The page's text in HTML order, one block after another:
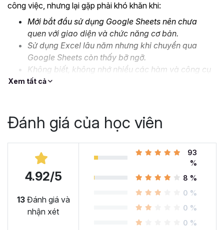
công việc, nhưng lại gặp phải khó khăn khi:
Mới bắt đầu sử dụng Google Sheets nên chưa
quen với giao diện và chức năng cơ bản.
Sử dụng Excel lâu năm nhưng khi chuyển qua
Google Sheets còn thấy bỡ ngỡ.
Không biết, không nhớ nhiều các hàm và công cụ
nâng cao.
….
Đó là lý do mà Gitiho cho ra mắt khóa họcGoogle Sheet
từ Cơ bản đến Nâng cao, công cụ thay thế Excel
bạn bắt đầu làm quen và ứng dụng thành thạo công cụ
này vào công việc. Cùng xem nhé!
Tại sao bạn nên học Google
Sheet?
Xem tất cả
Đánh giá của học viên
4.92/5
13Đánh giá và
nhận xét
93
%
8 %
0 %
0 %
0 %